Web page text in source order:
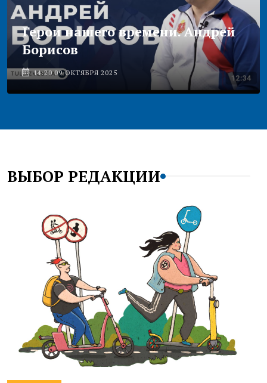
Герои нашего времени. Андрей
Борисов
14:20 09 ОКТЯБРЯ 2025
ВЫБОР РЕДАКЦИИ